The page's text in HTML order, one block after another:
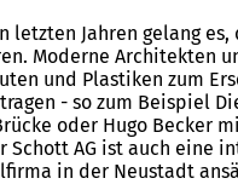
letzten Jahren gelang
Moderne Architekten
und Plastiken zum
- so zum Beispiel
oder Hugo Becker
Schott AG ist auch eine
in der Neustadt